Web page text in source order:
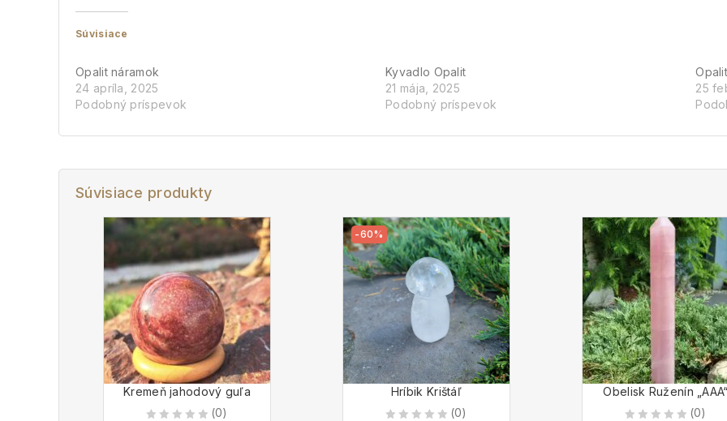
Súvisiace
Opalit náramok
24 apríla, 2025
Podobný príspevok
Kyvadlo Opalit
21 mája, 2025
Podobný príspevok
25
Súvisiace produkty
Kremeň jahodový guľa
(0)
-60%
Hríbik Krištáľ
(0)
Obelisk Ruženín „AAA“
(0)